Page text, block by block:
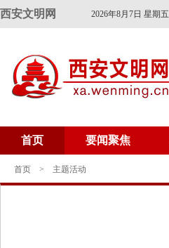
西安文明网 2026年8月7日 星期五
首页 要闻聚焦
首页 > 主题活动